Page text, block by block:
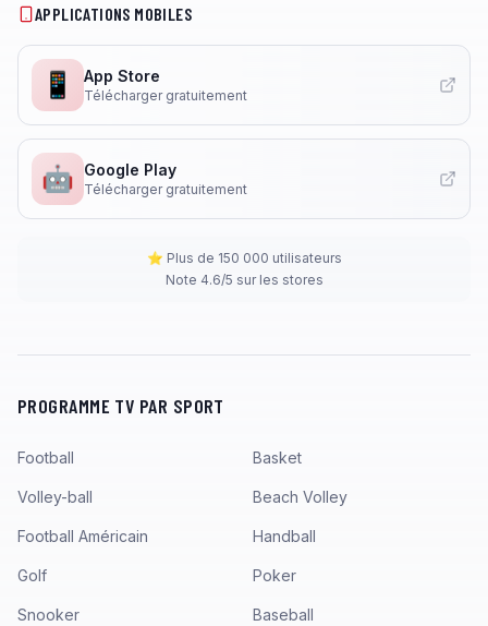
APPLICATIONS MOBILES
📱 App Store
Télécharger gratuitement
🤖 Google Play
Télécharger gratuitement
⭐ Plus de 150 000 utilisateurs
Note 4.6/5 sur les stores
PROGRAMME TV PAR SPORT
Football Basket
Volley-ball Beach Volley
Football Américain Handball
Golf Poker
Snooker Baseball